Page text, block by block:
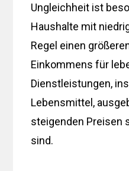
Ungleichheit ist
Haushalte mit
Regel einen
Einkommens für
Dienstleistungen,
Lebensmittel,
steigenden Preisen
sind.